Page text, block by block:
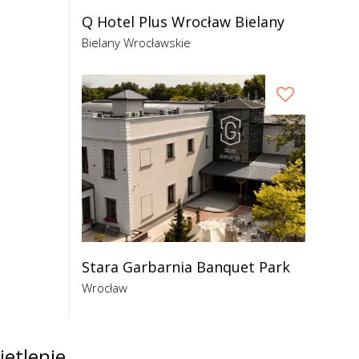
Q Hotel Plus Wrocław Bielany
Bielany Wrocławskie
Stara Garbarnia Banquet Park
Wrocław